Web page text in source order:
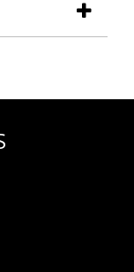
PVD
hodinky z